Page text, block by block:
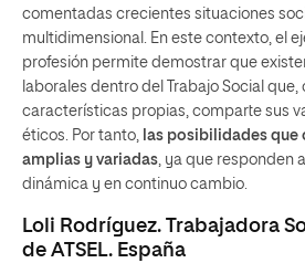
comentadas crecientes situaciones
multidimensional. En este contexto, el
profesión permite demostrar que
laborales dentro del Trabajo Social que,
características propias, comparte sus
éticos. Por tanto, las posibilidades
amplias y variadas, ya que responden
dinámica y en continuo cambio.
Loli Rodríguez. Trabajadora
de ATSEL. España